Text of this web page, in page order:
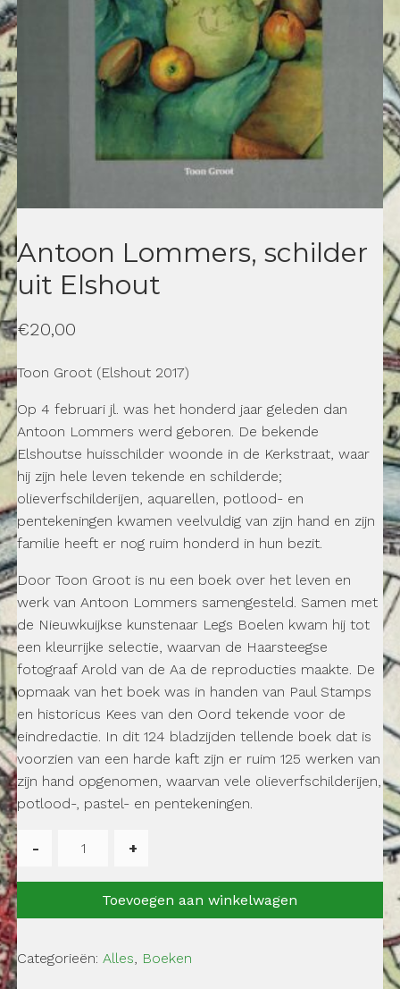
Antoon Lommers, schilder
uit Elshout
€20,00
Toon Groot (Elshout 2017)
Op 4 februari jl. was het honderd jaar geleden dan
Antoon Lommers werd geboren. De bekende
Elshoutse huisschilder woonde in de Kerkstraat, waar
hij zijn hele leven tekende en schilderde;
olieverfschilderijen, aquarellen, potlood- en
pentekeningen kwamen veelvuldig van zijn hand en zijn
familie heeft er nog ruim honderd in hun bezit.
Door Toon Groot is nu een boek over het leven en
werk van Antoon Lommers samengesteld. Samen met
de Nieuwkuijkse kunstenaar Legs Boelen kwam hij tot
een kleurrijke selectie, waarvan de Haarsteegse
fotograaf Arold van de Aa de reproducties maakte. De
opmaak van het boek was in handen van Paul Stamps
en historicus Kees van den Oord tekende voor de
eindredactie. In dit 124 bladzijden tellende boek dat is
voorzien van een harde kaft zijn er ruim 125 werken van
zijn hand opgenomen, waarvan vele olieverfschilderijen,
potlood-, pastel- en pentekeningen.
schilder
aantal
Toevoegen aan winkelwagen
Categorieën: Alles, Boeken